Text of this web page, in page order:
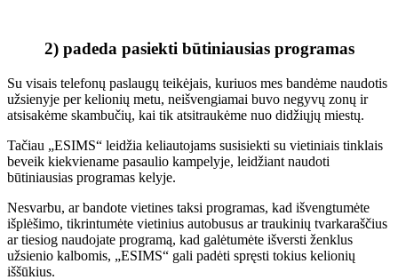
2) padeda pasiekti būtiniausias programas
Su visais telefonų paslaugų teikėjais, kuriuos mes bandėme naudotis
užsienyje per kelionių metu, neišvengiamai buvo negyvų zonų ir
atsisakėme skambučių, kai tik atsitraukėme nuo didžiųjų miestų.
Tačiau „ESIMS“ leidžia keliautojams susisiekti su vietiniais tinklais
beveik kiekviename pasaulio kampelyje, leidžiant naudoti
būtiniausias programas kelyje.
Nesvarbu, ar bandote vietines taksi programas, kad išvengtumėte
išplėšimo, tikrintumėte vietinius autobusus ar traukinių tvarkaraščius
ar tiesiog naudojate programą, kad galėtumėte išversti ženklus
užsienio kalbomis, „ESIMS“ gali padėti spręsti tokius kelionių
iššūkius.